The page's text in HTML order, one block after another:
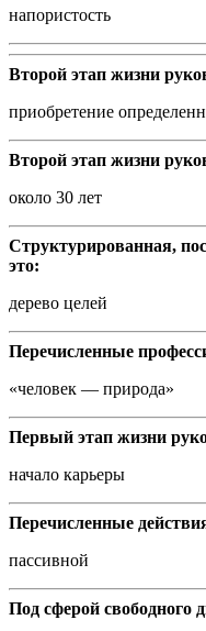
напористость
Второй этап жизни
приобретение
Второй этап жизни
около 30 лет
Структурированная,
это:
дерево целей
Перечисленные
«человек — природа»
Первый этап жизни
начало карьеры
Перечисленные
пассивной
Под сферой свободного